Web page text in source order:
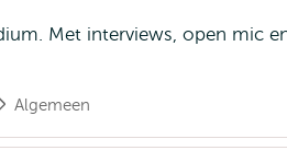
Met interviews, open mic
Algemeen